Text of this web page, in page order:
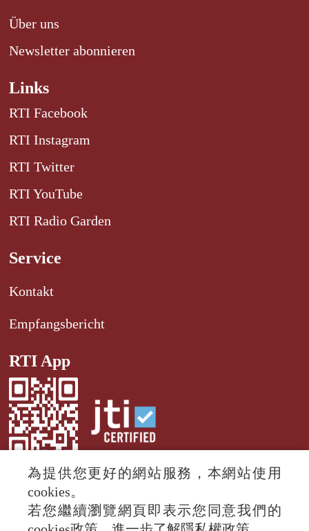
Über uns
Newsletter abonnieren
Links
RTI Facebook
RTI Instagram
RTI Twitter
RTI YouTube
RTI Radio Garden
Service
Kontakt
Empfangsbericht
RTI App
© 2024 RTI (Radio Taiwan International).
All rights reserved.
為提供您更好的網站服務，本網站使用
cookies。
若您繼續瀏覽網頁即表示您同意我們的